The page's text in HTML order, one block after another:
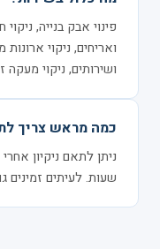
פינוי אבק בנייה,
ואריחים, ניקוי
ושירותים, ניקוי
כמה מראש צריך
שעות. לעיתים זמינים